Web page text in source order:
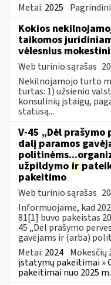
Metai: 2025
Kokios
taikomos
vėlesnius
Web turinio sąrašas
Nekilnojamojo turto
turtas: 1) užsienio
konsulinių įstaigų,
statusą...
V-45 „Dėl
dalį paramos
užpildymo ir
pakeitimo
Web turinio sąrašas
Informuojame, kad
81[1] buvo pakeistas
45 „Dėl prašymo
gavėjams ir (arba)
Metai: 2024
įstatymų pakeitimai »
pakeitimai nuo 2025 m.